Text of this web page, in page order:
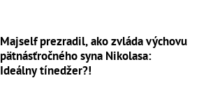
Majself prezradil, ako zvláda výchovu
pätnásťročného syna Nikolasa:
Ideálny tínedžer?!